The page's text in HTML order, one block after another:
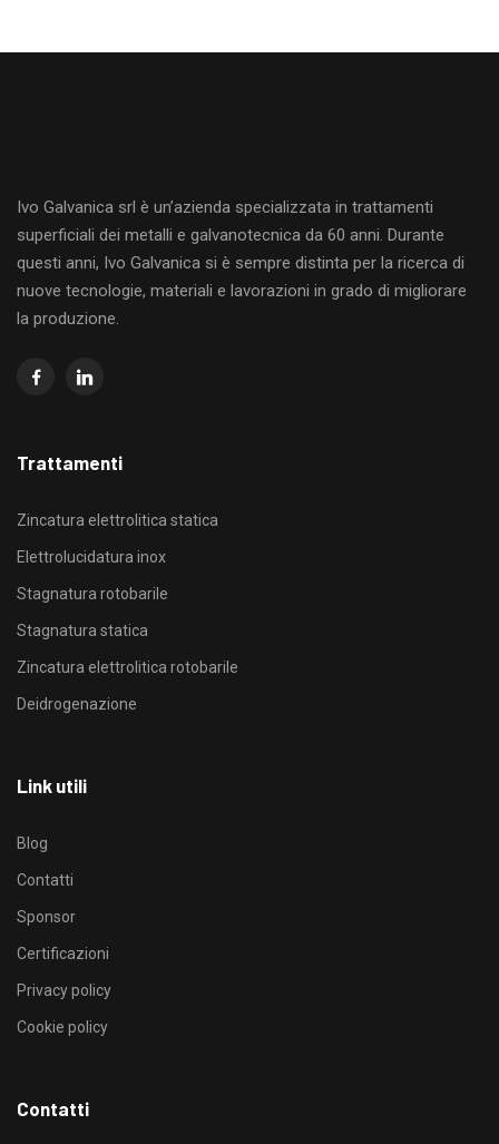
Ivo Galvanica srl è un’azienda specializzata in trattamenti
superficiali dei metalli e galvanotecnica da 60 anni. Durante
questi anni, Ivo Galvanica si è sempre distinta per la ricerca di
nuove tecnologie, materiali e lavorazioni in grado di migliorare
la produzione.
Trattamenti
Zincatura elettrolitica statica
Elettrolucidatura inox
Stagnatura rotobarile
Stagnatura statica
Zincatura elettrolitica rotobarile
Deidrogenazione
Link utili
Blog
Contatti
Sponsor
Certificazioni
Privacy policy
Cookie policy
Contatti